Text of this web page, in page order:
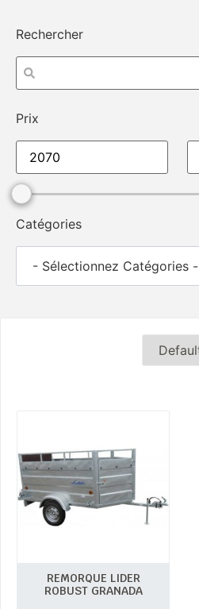
Rechercher
Prix
Catégories
- Sélectionnez Catégories -
REMORQUE LIDER
ROBUST GRANADA